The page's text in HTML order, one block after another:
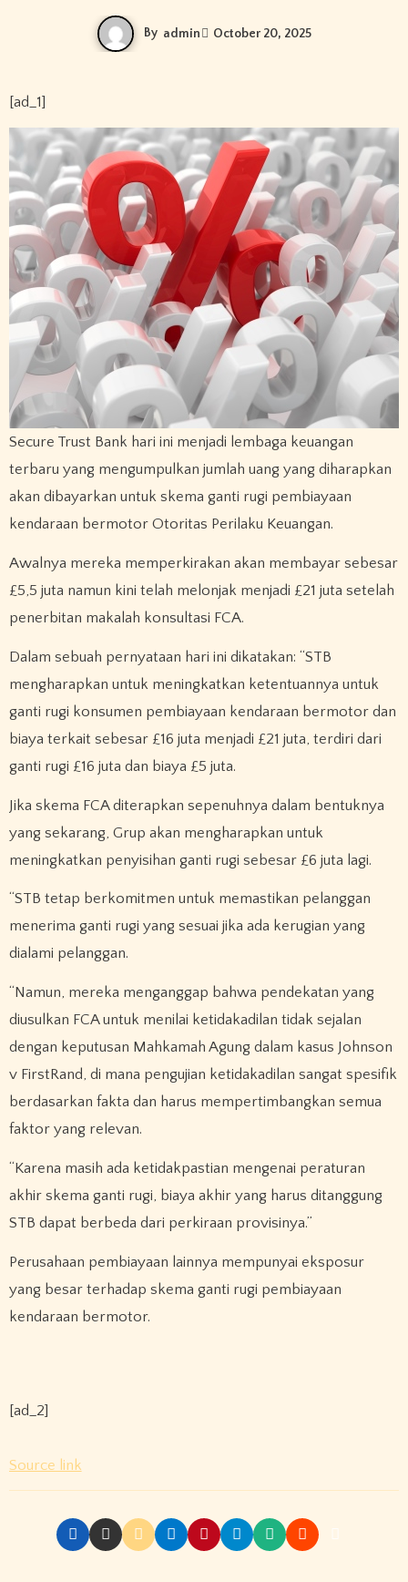
By admin October 20, 2025
[ad_1]
Secure Trust Bank hari ini menjadi lembaga keuangan
terbaru yang mengumpulkan jumlah uang yang diharapkan
akan dibayarkan untuk skema ganti rugi pembiayaan
kendaraan bermotor Otoritas Perilaku Keuangan.
Awalnya mereka memperkirakan akan membayar sebesar
£5,5 juta namun kini telah melonjak menjadi £21 juta setelah
penerbitan makalah konsultasi FCA.
Dalam sebuah pernyataan hari ini dikatakan: “STB
mengharapkan untuk meningkatkan ketentuannya untuk
ganti rugi konsumen pembiayaan kendaraan bermotor dan
biaya terkait sebesar £16 juta menjadi £21 juta, terdiri dari
ganti rugi £16 juta dan biaya £5 juta.
Jika skema FCA diterapkan sepenuhnya dalam bentuknya
yang sekarang, Grup akan mengharapkan untuk
meningkatkan penyisihan ganti rugi sebesar £6 juta lagi.
“STB tetap berkomitmen untuk memastikan pelanggan
menerima ganti rugi yang sesuai jika ada kerugian yang
dialami pelanggan.
“Namun, mereka menganggap bahwa pendekatan yang
diusulkan FCA untuk menilai ketidakadilan tidak sejalan
dengan keputusan Mahkamah Agung dalam kasus Johnson
v FirstRand, di mana pengujian ketidakadilan sangat spesifik
berdasarkan fakta dan harus mempertimbangkan semua
faktor yang relevan.
“Karena masih ada ketidakpastian mengenai peraturan
akhir skema ganti rugi, biaya akhir yang harus ditanggung
STB dapat berbeda dari perkiraan provisinya.”
Perusahaan pembiayaan lainnya mempunyai eksposur
yang besar terhadap skema ganti rugi pembiayaan
kendaraan bermotor.
[ad_2]
Source link